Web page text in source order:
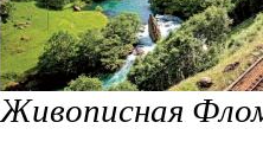
Живописная